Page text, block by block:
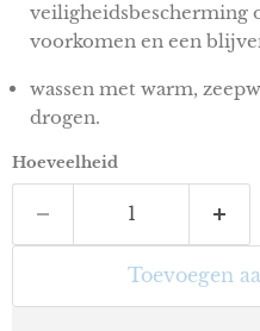
veiligheidsbescherming
voorkomen en een
wassen met warm,
drogen.
Hoeveelheid
Toevoegen